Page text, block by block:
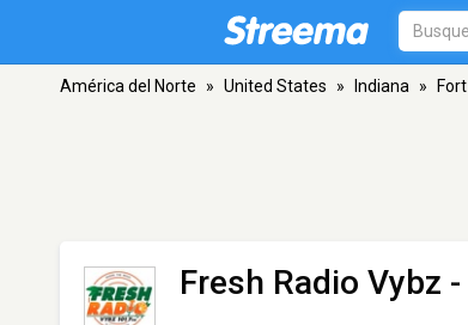
América del Norte » United States » Indiana »
Fresh Radio Vybz